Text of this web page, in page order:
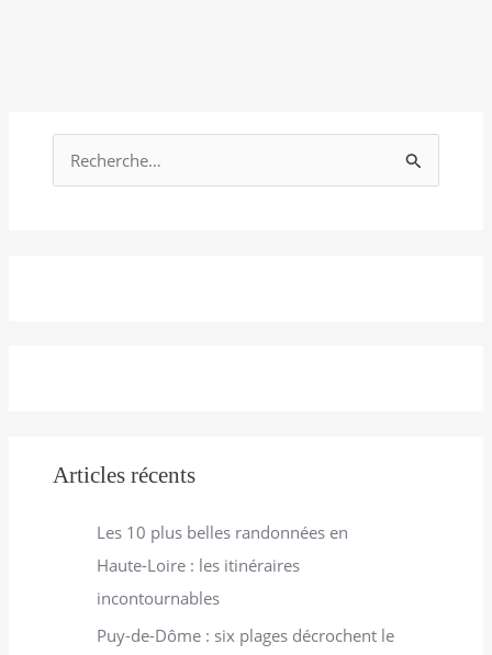
Articles récents
Les 10 plus belles randonnées en
Haute-Loire : les itinéraires
incontournables
Puy-de-Dôme : six plages décrochent le